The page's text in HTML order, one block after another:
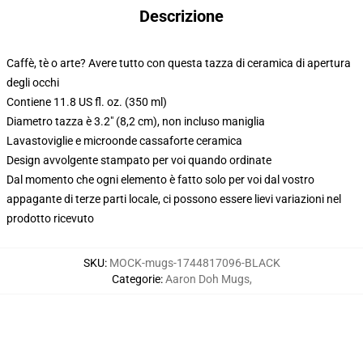
Descrizione
Caffè, tè o arte? Avere tutto con questa tazza di ceramica di apertura
degli occhi
Contiene 11.8 US fl. oz. (350 ml)
Diametro tazza è 3.2" (8,2 cm), non incluso maniglia
Lavastoviglie e microonde cassaforte ceramica
Design avvolgente stampato per voi quando ordinate
Dal momento che ogni elemento è fatto solo per voi dal vostro
appagante di terze parti locale, ci possono essere lievi variazioni nel
prodotto ricevuto
SKU: MOCK-mugs-1744817096-BLACK
Categorie:Aaron Doh Mugs,